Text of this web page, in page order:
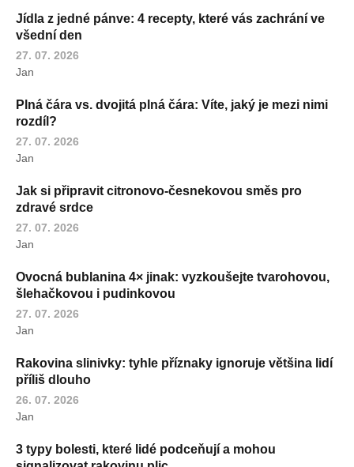
Jídla z jedné pánve: 4 recepty, které vás zachrání ve
všední den
27. 07. 2026
Jan
Plná čára vs. dvojitá plná čára: Víte, jaký je mezi nimi
rozdíl?
27. 07. 2026
Jan
Jak si připravit citronovo-česnekovou směs pro
zdravé srdce
27. 07. 2026
Jan
Ovocná bublanina 4× jinak: vyzkoušejte tvarohovou,
šlehačkovou i pudinkovou
27. 07. 2026
Jan
Rakovina slinivky: tyhle příznaky ignoruje většina lidí
příliš dlouho
26. 07. 2026
Jan
3 typy bolesti, které lidé podceňují a mohou